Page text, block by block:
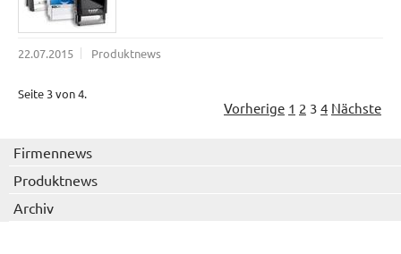
22.07.2015 Produktnews
Seite 3 von 4.
Vorherige 1 2 3 4 Nächste
Firmennews
Produktnews
Archiv